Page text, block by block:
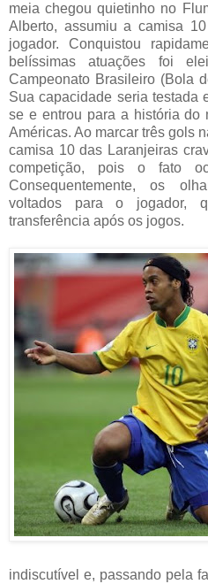
meia chegou quietinho no
Alberto, assumiu a camisa
jogador. Conquistou
belíssimas atuações foi
Campeonato Brasileiro (Bola
Sua capacidade seria testada
se e entrou para a história do
Américas. Ao marcar três gols
camisa 10 das Laranjeiras
competição, pois o fato
Consequentemente, os
voltados para o jogador,
transferência após os jogos.
indiscutível e, passando pela